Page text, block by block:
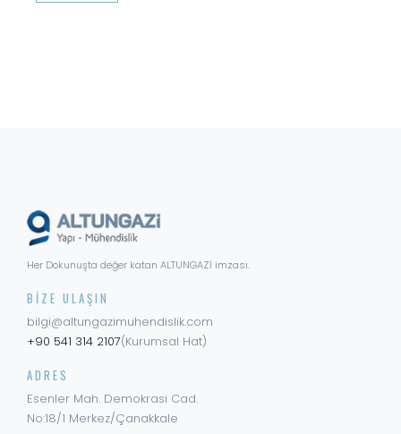
Her Dokunuşta değer katan ALTUNGAZİ imzası.
BIZE ULAŞIN
bilgi@altungazimuhendislik.com
+90 541 314 2107(Kurumsal Hat)
ADRES
Esenler Mah. Demokrasi Cad.
No:18/1 Merkez/Çanakkale